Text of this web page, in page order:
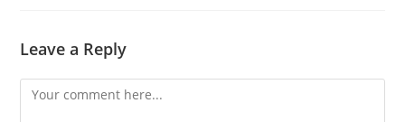
Leave a Reply
Comment